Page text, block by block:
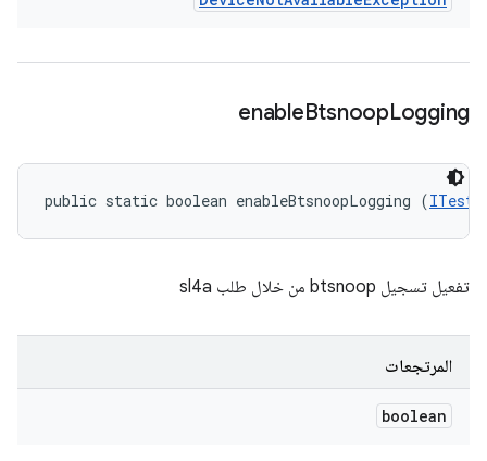
enableBtsnoopLogging
public static boolean enableBtsnoopLogging (
تفعيل تسجيل btsnoop من خلال طلب sl4a
المرتجعات
boolean